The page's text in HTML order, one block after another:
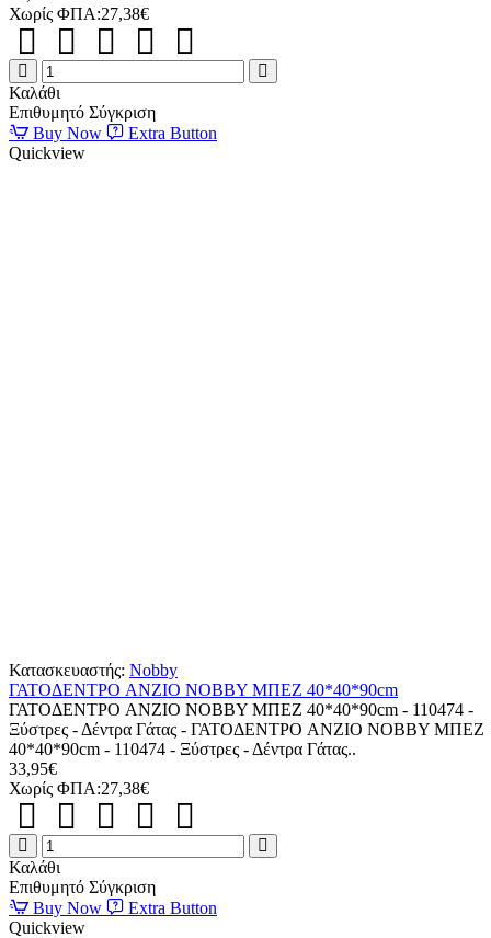
Χωρίς ΦΠΑ:27,38€
ΓΑΤΟΔΕΝΤΡΟ
ANZIO
NOBBY
ΜΑΥΡΟ
40*40*90cm
Καλάθι
Επιθυμητό Σύγκριση
Buy Now
Extra Button
Quickview
Κατασκευαστής: Nobby
ΓΑΤΟΔΕΝΤΡΟ ANZIO NOBBY ΜΠΕΖ 40*40*90cm
ΓΑΤΟΔΕΝΤΡΟ ANZIO NOBBY ΜΠΕΖ 40*40*90cm - 110474 -
Ξύστρες - Δέντρα Γάτας - ΓΑΤΟΔΕΝΤΡΟ ANZIO NOBBY ΜΠΕΖ
40*40*90cm - 110474 - Ξύστρες - Δέντρα Γάτας..
33,95€
Χωρίς ΦΠΑ:27,38€
ΓΑΤΟΔΕΝΤΡΟ
ANZIO
NOBBY
ΜΠΕΖ
40*40*90cm
Καλάθι
Επιθυμητό Σύγκριση
Buy Now
Extra Button
Quickview